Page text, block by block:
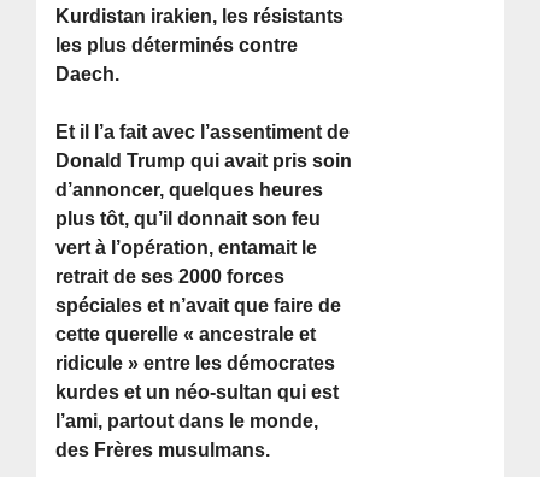
Kurdistan irakien, les résistants
les plus déterminés contre
Daech.
Et il l’a fait avec l’assentiment de
Donald Trump qui avait pris soin
d’annoncer, quelques heures
plus tôt, qu’il donnait son feu
vert à l’opération, entamait le
retrait de ses 2000 forces
spéciales et n’avait que faire de
cette querelle « ancestrale et
ridicule » entre les démocrates
kurdes et un néo-sultan qui est
l’ami, partout dans le monde,
des Frères musulmans.